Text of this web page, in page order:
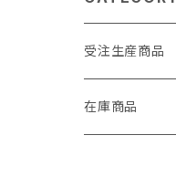
受注生産商品
在庫商品